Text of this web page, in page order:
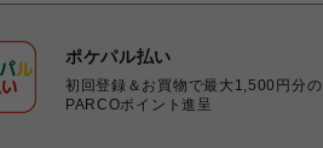
ポケパル払い
初回登録＆お買物で最大1,500円分の
PARCOポイント進呈